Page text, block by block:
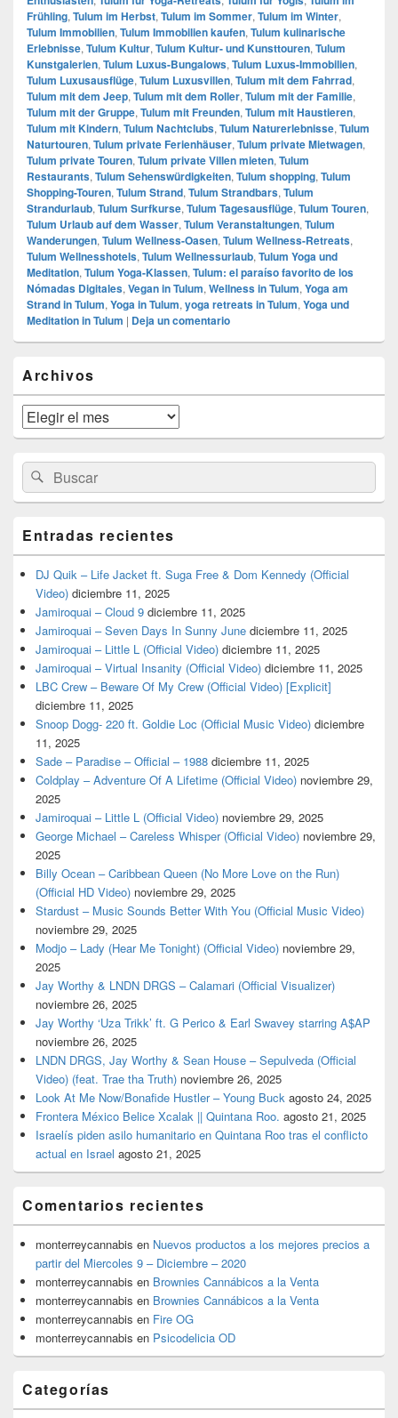
Frühling, Tulum im Herbst, Tulum im Sommer, Tulum im Winter,
Tulum Immobilien, Tulum Immobilien kaufen, Tulum kulinarische
Erlebnisse, Tulum Kultur, Tulum Kultur- und Kunsttouren, Tulum
Kunstgalerien, Tulum Luxus-Bungalows, Tulum Luxus-Immobilien,
Tulum Luxusausflüge, Tulum Luxusvillen, Tulum mit dem Fahrrad,
Tulum mit dem Jeep, Tulum mit dem Roller, Tulum mit der Familie,
Tulum mit der Gruppe, Tulum mit Freunden, Tulum mit Haustieren,
Tulum mit Kindern, Tulum Nachtclubs, Tulum Naturerlebnisse, Tulum
Naturtouren, Tulum private Ferienhäuser, Tulum private Mietwagen,
Tulum private Touren, Tulum private Villen mieten, Tulum
Restaurants, Tulum Sehenswürdigkeiten, Tulum shopping, Tulum
Shopping-Touren, Tulum Strand, Tulum Strandbars, Tulum
Strandurlaub, Tulum Surfkurse, Tulum Tagesausflüge, Tulum Touren,
Tulum Urlaub auf dem Wasser, Tulum Veranstaltungen, Tulum
Wanderungen, Tulum Wellness-Oasen, Tulum Wellness-Retreats,
Tulum Wellnesshotels, Tulum Wellnessurlaub, Tulum Yoga und
Meditation, Tulum Yoga-Klassen, Tulum: el paraíso favorito de los
Nómadas Digitales, Vegan in Tulum, Wellness in Tulum, Yoga am
Strand in Tulum, Yoga in Tulum, yoga retreats in Tulum, Yoga und
Meditation in Tulum | Deja un comentario
área
de
widget
barra
lateral
primaria
Archivos
Archivos
Buscar
por:
Buscar
Entradas recientes
DJ Quik – Life Jacket ft. Suga Free & Dom Kennedy (Official
Video) diciembre 11, 2025
Jamiroquai – Cloud 9 diciembre 11, 2025
Jamiroquai – Seven Days In Sunny June diciembre 11, 2025
Jamiroquai – Little L (Official Video) diciembre 11, 2025
Jamiroquai – Virtual Insanity (Official Video) diciembre 11, 2025
LBC Crew – Beware Of My Crew (Official Video) [Explicit]
diciembre 11, 2025
Snoop Dogg- 220 ft. Goldie Loc (Official Music Video) diciembre
11, 2025
Sade – Paradise – Official – 1988 diciembre 11, 2025
Coldplay – Adventure Of A Lifetime (Official Video) noviembre 29,
2025
Jamiroquai – Little L (Official Video) noviembre 29, 2025
George Michael – Careless Whisper (Official Video) noviembre 29,
2025
Billy Ocean – Caribbean Queen (No More Love on the Run)
(Official HD Video) noviembre 29, 2025
Stardust – Music Sounds Better With You (Official Music Video)
noviembre 29, 2025
Modjo – Lady (Hear Me Tonight) (Official Video) noviembre 29,
2025
Jay Worthy & LNDN DRGS – Calamari (Official Visualizer)
noviembre 26, 2025
Jay Worthy ‘Uza Trikk’ ft. G Perico & Earl Swavey starring A$AP
noviembre 26, 2025
LNDN DRGS, Jay Worthy & Sean House – Sepulveda (Official
Video) (feat. Trae tha Truth) noviembre 26, 2025
Look At Me Now/Bonafide Hustler – Young Buck agosto 24, 2025
Frontera México Belice Xcalak || Quintana Roo. agosto 21, 2025
Israelís piden asilo humanitario en Quintana Roo tras el conflicto
actual en Israel agosto 21, 2025
Comentarios recientes
monterreycannabis en Nuevos productos a los mejores precios a
partir del Miercoles 9 – Diciembre – 2020
monterreycannabis en Brownies Cannábicos a la Venta
monterreycannabis en Brownies Cannábicos a la Venta
monterreycannabis en Fire OG
monterreycannabis en Psicodelicia OD
Categorías